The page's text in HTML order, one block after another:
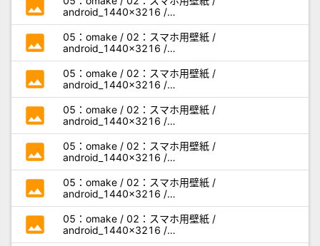
photo
android_1440x3216 /
miseaikko3_android_i01.jpg
photo
05：omake / 02：スマホ用壁紙 /
android_1440x3216 /
miseaikko3_android_i02.jpg
photo
05：omake / 02：スマホ用壁紙 /
android_1440x3216 /
miseaikko3_android_i03.jpg
photo
05：omake / 02：スマホ用壁紙 /
android_1440x3216 /
miseaikko3_android_i04.jpg
photo
05：omake / 02：スマホ用壁紙 /
android_1440x3216 /
miseaikko3_android_i05.jpg
photo
05：omake / 02：スマホ用壁紙 /
android_1440x3216 /
miseaikko3_android_j01.jpg
photo
05：omake / 02：スマホ用壁紙 /
android_1440x3216 /
miseaikko3_android_j02.jpg